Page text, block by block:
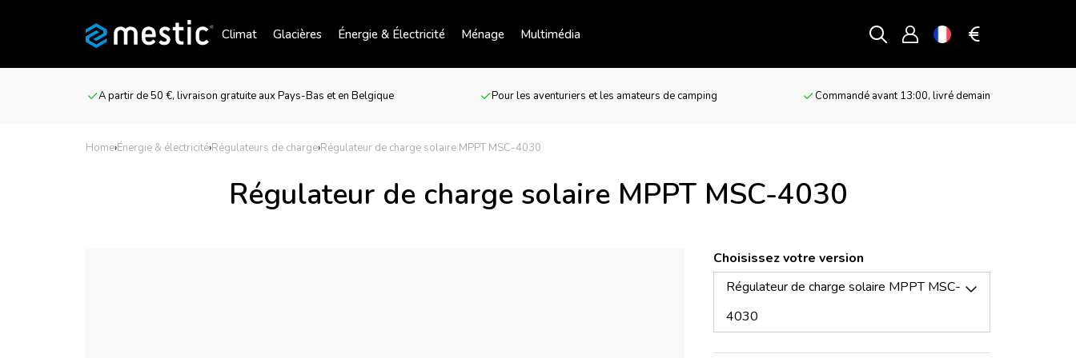
Climat Glacières Énergie & Électricité Ménage Multimédia
A partir de 50 €, livraison gratuite aux Pays-Bas et en Belgique Pour les aventuriers et les amateurs de camping Commandé avant 13:00, livré demain
Home›Énergie & électricité›Régulateurs de charge›Régulateur de charge solaire MPPT MSC-4030
Régulateur de charge solaire MPPT MSC-4030
Choisissez votre version
Régulateur de charge solaire MPPT MSC-
4030